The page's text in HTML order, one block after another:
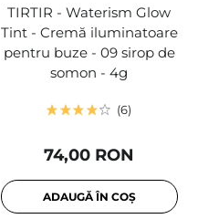
TIRTIR - Waterism Glow
Tint - Cremă iluminatoare
pentru buze - 09 sirop de
somon - 4g
6
74,00 RON
ADAUGĂ ÎN COȘ